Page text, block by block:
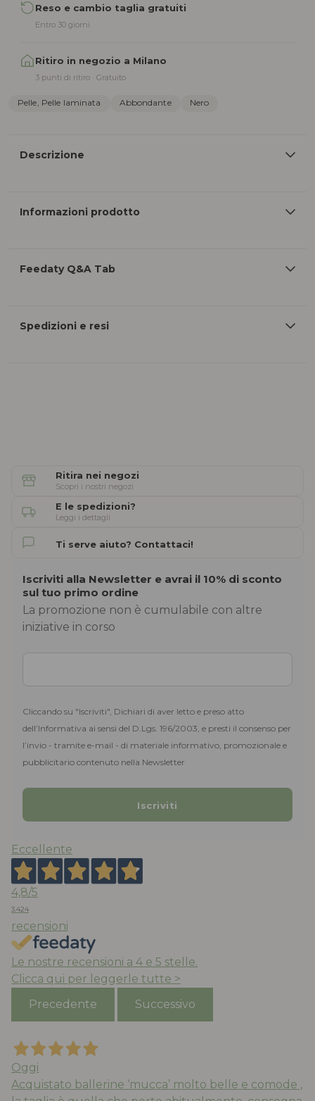
Reso e cambio taglia gratuiti
Entro 30 giorni
Ritiro in negozio a Milano
3 punti di ritiro · Gratuito
Pelle, Pelle laminata Abbondante Nero
Descrizione
Informazioni prodotto
Feedaty Q&A Tab
Spedizioni e resi
Ritira nei negozi
Scopri i nostri negozi
E le spedizioni?
Leggi i dettagli
Ti serve aiuto? Contattaci!
Iscriviti alla Newsletter e avrai il 10% di sconto
sul tuo primo ordine
La promozione non è cumulabile con altre
iniziative in corso
Cliccando su "Iscriviti", Dichiari di aver letto e preso atto
dell’Informativa ai sensi del D.Lgs. 196/2003, e presti il consenso per
l’invio - tramite e-mail - di materiale informativo, promozionale e
pubblicitario contenuto nella Newsletter
Eccellente
4,8/5
3.424
recensioni
Le nostre recensioni a 4 e 5 stelle.
Clicca qui per leggerle tutte >
Precedente
Successivo
Oggi
Acquistato ballerine ‘mucca’ molto belle e comode ,